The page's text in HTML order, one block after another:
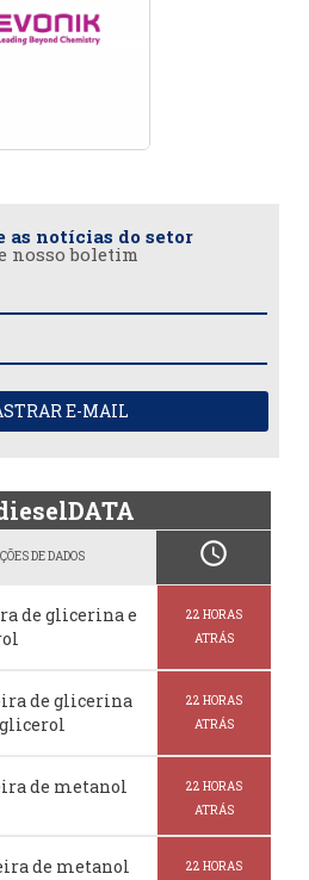
as notícias do setor
nosso boletim
E-MAIL
DE DADOS schedule
de glicerina e
22 HORAS
ATRÁS
de glicerina
22 HORAS
ATRÁS
de metanol
22 HORAS
ATRÁS
de metanol
22 HORAS